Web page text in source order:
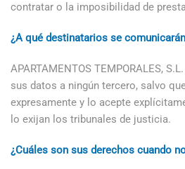
contratar o la imposibilidad de
¿A qué destinatarios se
APARTAMENTOS TEMPORALES,
sus datos a ningún tercero, salvo
expresamente y lo acepte
lo exijan los tribunales de justicia.
¿Cuáles son sus derechos cuando